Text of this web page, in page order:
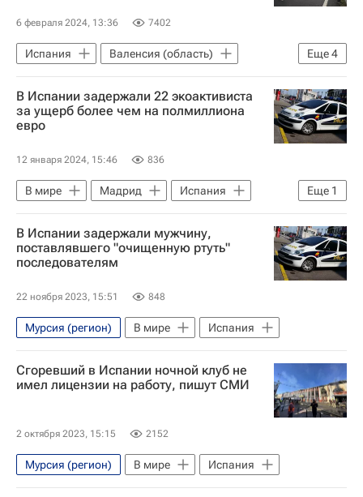
6 февраля 2024, 13:36 7402
Еще4
Испания
Валенсия (область)
Барселона (город)
Еврокомиссия
Евросоюз
В мире
В Испании задержали 22 экоактивиста
за ущерб более чем на полмиллиона
евро
12 января 2024, 15:46 836
Еще 1
В мире Мадрид
Испания
Барселона (город)
В Испании задержали мужчину,
поставлявшего "очищенную ртуть"
последователям
22 ноября 2023, 15:51 848
Мурсия (регион) В мире Испания
Сгоревший в Испании ночной клуб не
имел лицензии на работу, пишут СМИ
2 октября 2023, 15:15 2152
Мурсия (регион) В мире Испания